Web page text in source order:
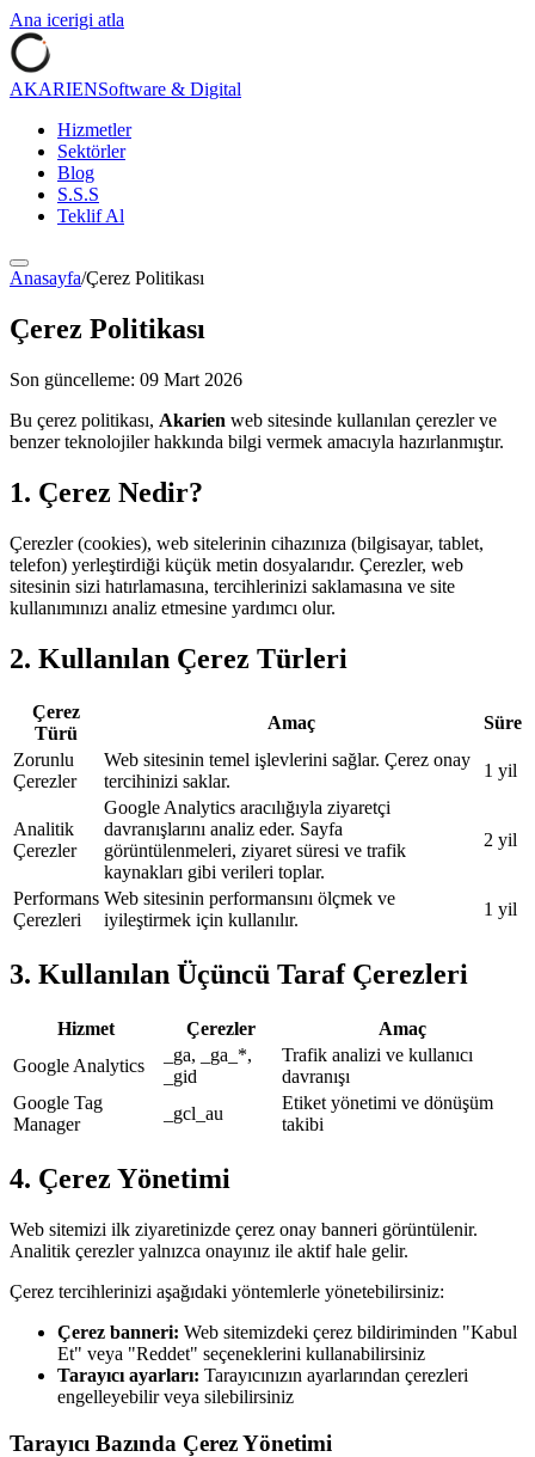
Ana icerigi atla
AKARIENSoftware & Digital
Hizmetler
Sektörler
Blog
S.S.S
Teklif Al
Anasayfa/Çerez Politikası
Çerez Politikası
Son güncelleme: 09 Mart 2026
Bu çerez politikası, Akarien web sitesinde kullanılan çerezler ve
benzer teknolojiler hakkında bilgi vermek amacıyla hazırlanmıştır.
1. Çerez Nedir?
Çerezler (cookies), web sitelerinin cihazınıza (bilgisayar, tablet,
telefon) yerleştirdiği küçük metin dosyalarıdır. Çerezler, web
sitesinin sizi hatırlamasına, tercihlerinizi saklamasına ve site
kullanımınızı analiz etmesine yardımcı olur.
2. Kullanılan Çerez Türleri
Çerez
Türü
Amaç
Süre
Zorunlu
Çerezler
Web sitesinin temel işlevlerini sağlar. Çerez onay
tercihinizi saklar.
1 yil
Analitik
Çerezler
Google Analytics aracılığıyla ziyaretçi
davranışlarını analiz eder. Sayfa
görüntülenmeleri, ziyaret süresi ve trafik
kaynakları gibi verileri toplar.
2 yil
Performans
Çerezleri
Web sitesinin performansını ölçmek ve
iyileştirmek için kullanılır.
1 yil
3. Kullanılan Üçüncü Taraf Çerezleri
Hizmet Çerezler
Amaç
Google Analytics
_ga, _ga_*,
_gid
Trafik analizi ve kullanıcı
davranışı
Google Tag
Manager
_gcl_au
Etiket yönetimi ve dönüşüm
takibi
4. Çerez Yönetimi
Web sitemizi ilk ziyaretinizde çerez onay banneri görüntülenir.
Analitik çerezler yalnızca onayınız ile aktif hale gelir.
Çerez tercihlerinizi aşağıdaki yöntemlerle yönetebilirsiniz:
Çerez banneri: Web sitemizdeki çerez bildiriminden "Kabul
Et" veya "Reddet" seçeneklerini kullanabilirsiniz
Tarayıcı ayarları: Tarayıcınızın ayarlarından çerezleri
engelleyebilir veya silebilirsiniz
Tarayıcı Bazında Çerez Yönetimi